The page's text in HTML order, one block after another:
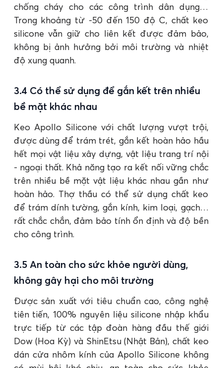
chống cháy cho các công trình dân dụng…
Trong khoảng từ -50 đến 150 độ C, chất keo
silicone vẫn giữ cho liên kết được đảm bảo,
không bị ảnh hưởng bởi môi trường và nhiệt
độ xung quanh.
3.4 Có thể sử dụng để gắn kết trên nhiều
bề mặt khác nhau
Keo Apollo Silicone với chất lượng vượt trội,
được dùng để trám trét, gắn kết hoàn hảo hầu
hết mọi vật liệu xây dựng, vật liệu trang trí nội
- ngoại thất. Khả năng tạo ra kết nối vững chắc
trên nhiều bề mặt vật liệu khác nhau gần như
hoàn hảo. Thợ thầu có thể sử dụng chất keo
để trám dính tường, gắn kính, kim loại, gạch…
rất chắc chắn, đảm bảo tính ổn định và độ bền
cho công trình.
3.5 An toàn cho sức khỏe người dùng,
không gây hại cho môi trường
Được sản xuất với tiêu chuẩn cao, công nghệ
tiên tiến, 100% nguyên liệu silicone nhập khẩu
trực tiếp từ các tập đoàn hàng đầu thế giới
Dow (Hoa Kỳ) và ShinEtsu (Nhật Bản), chất keo
dán cửa nhôm kính của Apollo Silicone không